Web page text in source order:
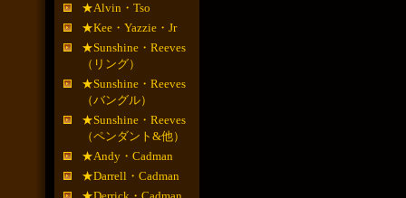
★Alvin・Tso
★Kee・Yazzie・Jr
★Sunshine・Reeves
（リング）
★Sunshine・Reeves
（バングル）
★Sunshine・Reeves
（ペンダント&他）
★Andy・Cadman
★Darrell・Cadman